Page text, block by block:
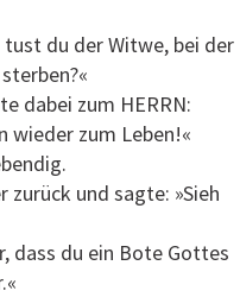
tust du der Witwe, bei der
dabei zum HERRN:
wieder zum Leben!«
und sagte: »Sieh
dass du ein Bote Gottes